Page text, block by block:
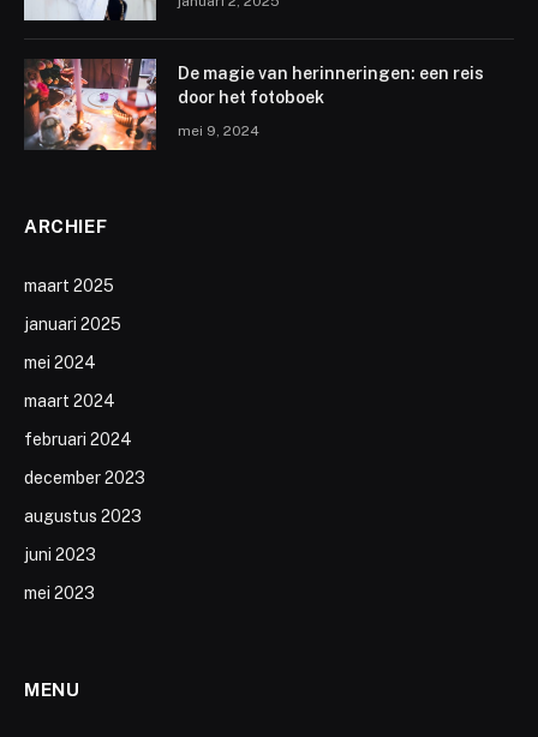
De magie van herinneringen: een reis
door het fotoboek
mei 9, 2024
ARCHIEF
maart 2025
januari 2025
mei 2024
maart 2024
februari 2024
december 2023
augustus 2023
juni 2023
mei 2023
MENU